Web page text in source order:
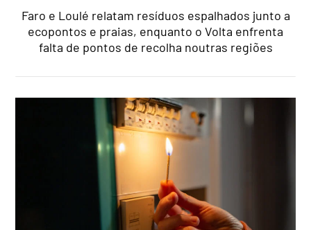
Faro e Loulé relatam resíduos espalhados junto a
ecopontos e praias, enquanto o Volta enfrenta
falta de pontos de recolha noutras regiões